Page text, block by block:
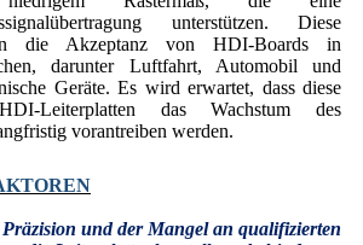
unterstützen. Diese
die Akzeptanz von HDI-Boards in
darunter Luftfahrt, Automobil und
Geräte. Es wird erwartet, dass diese
Leiterplatten das Wachstum des
vorantreiben werden.
und der Mangel an qualifizierten